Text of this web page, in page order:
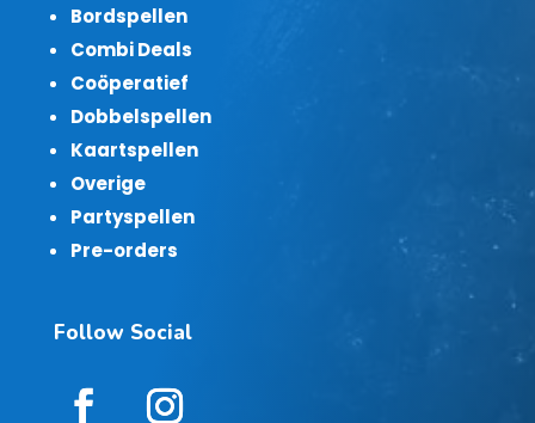
Bordspellen
Combi Deals
Coöperatief
Dobbelspellen
Kaartspellen
Overige
Partyspellen
Pre-orders
Follow Social